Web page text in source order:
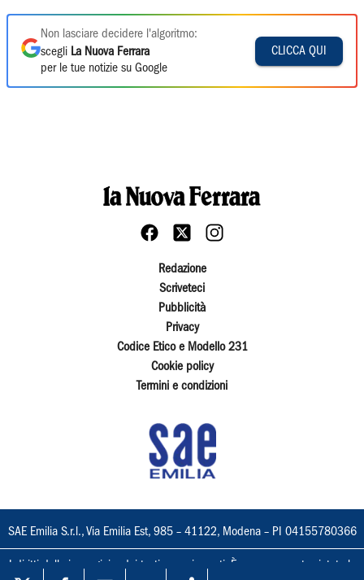
Non lasciare decidere l'algoritmo:
scegli La Nuova Ferrara
per le tue notizie su Google
CLICCA QUI
Redazione
Scriveteci
Pubblicità
Privacy
Codice Etico e Modello 231
Cookie policy
Termini e condizioni
SAE Emilia S.r.l., Via Emilia Est, 985 – 41122, Modena – PI 04155780366
I diritti delle immagini e dei testi sono riservati. È espressamente vietata la